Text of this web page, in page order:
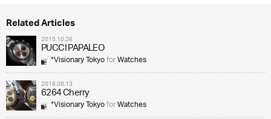
Related Articles
2015.10.26
PUCCI PAPALEO
*Visionary TokyoforWatches
2016.08.13
6264 Cherry
*Visionary TokyoforWatches